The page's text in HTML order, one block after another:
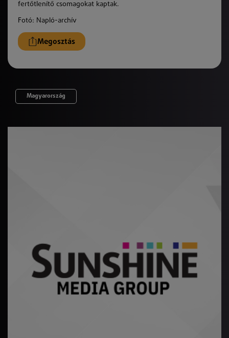
fertőtlenítő csomagokat kaptak.
Fotó: Napló-archív
Megosztás
Magyarország